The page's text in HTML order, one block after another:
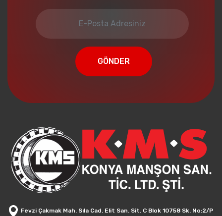
GÖNDER
Fevzi Çakmak Mah. Sıla Cad. Elit San. Sit. C Blok 10758 Sk. No:2/P